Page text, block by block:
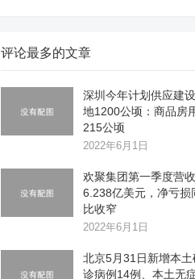
评论最多的文章
深圳今年计划供应建
地1200公顷：商品房
215公顷
2022年6月1日
欢聚集团第一季度营收
6.238亿美元，净亏损
比收窄
2022年6月1日
北京5月31日新增本土
诊病例14例、本土无